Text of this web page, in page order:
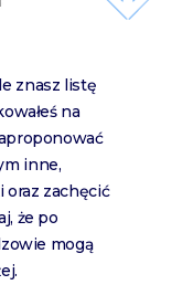
znasz listę
na
inne,
zachęcić
że po
mogą